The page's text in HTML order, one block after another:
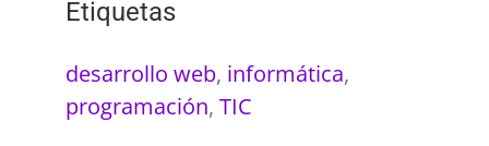
Etiquetas
desarrollo web, informática,
programación, TIC